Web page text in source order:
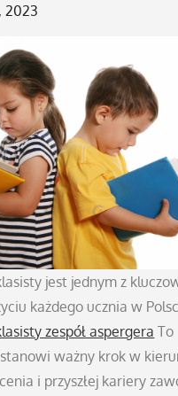
2023
jest jednym z
każdego ucznia w
zespół aspergera To
ważny krok w
i przyszłej kariery